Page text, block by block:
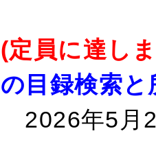
(定員に達し
の目録検索と
2026年5月